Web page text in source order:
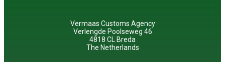
Vermaas Customs Agency
Verlengde Poolseweg 46
4818 CL Breda
The Netherlands